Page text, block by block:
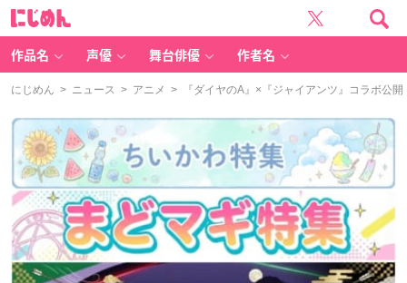
作品名 声優 舞台俳優 作者名
にじめん > ニュース > アニメ > 『ダイヤのA』×『ジャイアンツ』コラボ公